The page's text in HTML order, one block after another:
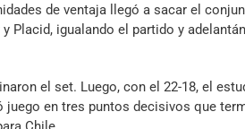
de ventaja llegó a sacar el
Placid, igualando el partido y
el set. Luego, con el 22-18, el
en tres puntos decisivos que